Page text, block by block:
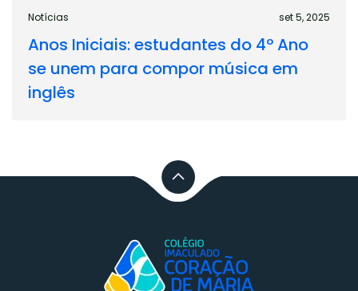
set 5, 2025
Notícias
Anos Iniciais: estudantes do 4º Ano
se unem para compor música em
inglês